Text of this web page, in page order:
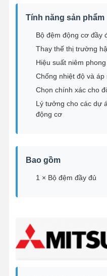
Máy bơm dầu
Thanh nối động cơ
Đầu xi lanh động cơ
Vòng piston động cơ
trục khuỷu động cơ diesel
Bộ gioăng của các hãng
Tính năng sản phẩm
Bộ đệm động cơ đầy
Thay thế thị trường
Hiệu suất niêm
Chống nhiệt độ và áp
Chọn chính xác cho
Lý tưởng cho các dự
động cơ
Bao gồm
1 × Bộ đệm đầy đủ